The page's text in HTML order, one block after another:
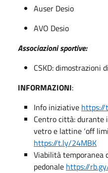
Auser Desio
AVO Desio
Associazioni sportive:
CSKD: dimostrazioni
INFORMAZIONI:
Info iniziative https://
Centro città: durante
vetro e lattine ‘off
https://t.ly/24MBK
Viabilità temporanea
pedonale https://